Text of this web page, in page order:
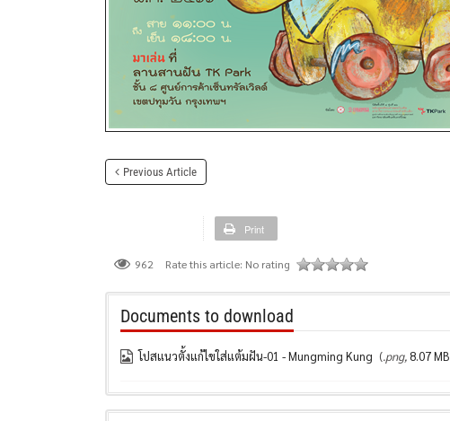
Previous Article
Print
962 Rate this article: No rating
Documents to download
โปสแนวตั้งแก้ไขใส่แต้มฝัน-01 - Mungming Kung (.png, 8.07 MB